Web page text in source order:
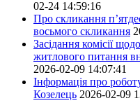
02-24 14:59:16
Про скликання
восьмого скликання
Засідання комісії
житлового питання
2026-02-09 14:07:41
Інформація про
Козелець 2026-02-09